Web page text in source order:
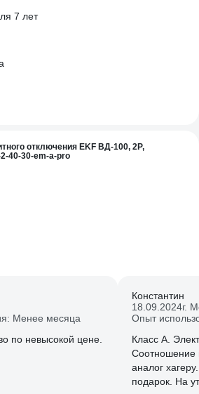
7 лет
отключения EKF ВД-100, 2P,
40-30-em-a-pro
Менее месяца
по невысокой цене.
Константин
18.09.2024г.
Опыт
Класс А.
Соотношение
аналог хагеру.. за эти денги,
подарок. На